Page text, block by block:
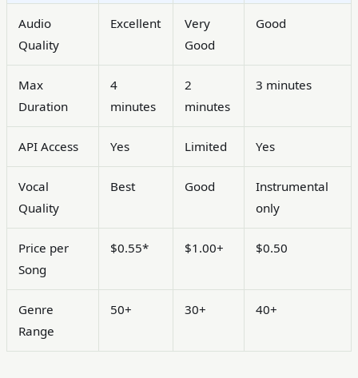
Audio
Quality
Excellent
Very
Good
Good
Max
Duration
4
minutes
2
minutes
3 minutes
API Access Yes Limited Yes
Vocal
Quality
Best Good
Instrumental
only
Price per
Song
$0.55* $1.00+ $0.50
Genre
Range
50+ 30+ 40+